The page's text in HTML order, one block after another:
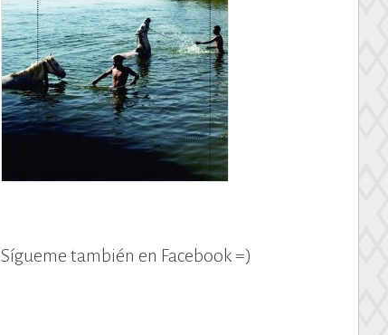
Sígueme también en Facebook =)